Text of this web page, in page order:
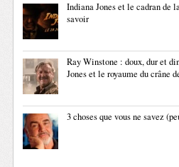
Indiana Jones et le cadran de
savoir
Ray Winstone : doux, dur et
Jones et le royaume du crâne
3 choses que vous ne savez